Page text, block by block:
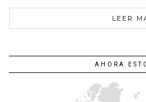
LEER
AHORA